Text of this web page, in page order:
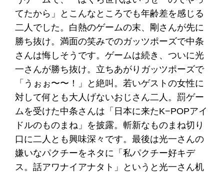
てたから」とこんなところでも年齢差を感じる
二人でした。白熱のゲームの末、剛さんが先に
勝ち抜け。満面の笑みでのガッツポーズで中条
さんは悔しそうです。ゲームは続き、ついに光
一さんが勝ち抜け。立ちあがりガッツポーズで
「うぉぉ〜〜！」と絶叫。若いゲストの女性に
対して何とも大人げないおじさん二人。罰ゲー
ムを受けた中条さんは「日本に来たK−POPアイ
ドルのものまね」を披露。斬新なものまね切り
口に二人とも興味深々です。最後は光一さんの
嫌いなパクチーをネタに「私パクチー好キデ
ス。話アワナイアナタト」というと光一さん机